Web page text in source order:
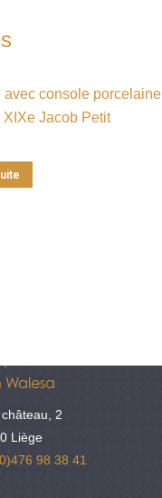
avec console porcelaine
XIXe Jacob Petit
Walesa
2
Liège
98 38 41